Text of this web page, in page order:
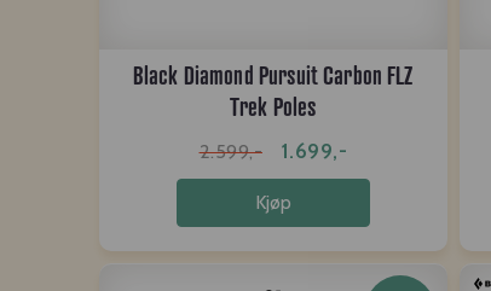
Black Diamond Pursuit Carbon FLZ
Trek Poles
2.599,- 1.699,-
Kjøp